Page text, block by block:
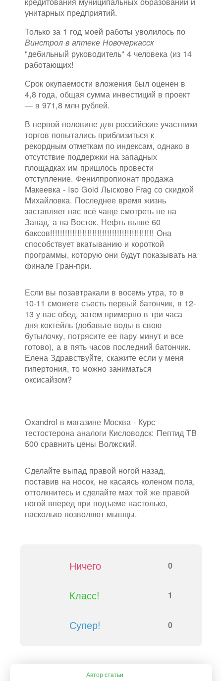
унитарных предприятий.
Только за 1 год моей работы уволилось по
Винстрол в аптеке Новочеркасск
"дебильный руководитель" 4 человека (из 14
работающих!
Срок окупаемости вложения был оценен в
4,8 года, общая сумма инвестиций в проект
— в 971,8 млн рублей.
В первой половине для российские участники
торгов попытались приблизиться к
рекордным отметкам по индексам, однако в
отсутствие поддержки на западных
площадках им пришлось провести
отступление. Фенилпропионат продажа
Макеевка - Iso Gold Лысково Frag со скидкой
Михайловка. Последнее время жизнь
заставляет нас всё чаще смотреть не на
Запад, а на Восток. Нефть выше 60
баксов!!!!!!!!!!!!!!!!!!!!!!!!!!!!!!!!!!!!!!!!!! Она
способствует вкатыванию и короткой
программы, которую они будут показывать на
финале Гран-при.
Если вы позавтракали в восемь утра, то в
10-11 сможете съесть первый батончик, в 12-
13 у вас обед, затем примерно в три часа
дня коктейль (добавьте воды в свою
бутылочку, потрясите ее пару минут и все
готово), а в пять часов последний батончик.
Елена Здравствуйте, скажите если у меня
гипертония, то можно заниматься
оксисайзом?
Oxandrol в магазине Москва - Курс
тестостерона аналоги Кисловодск: Пептид TB
500 сравнить цены Волжский.
Сделайте выпад правой ногой назад,
поставив на носок, не касаясь коленом пола,
оттолкнитесь и сделайте мах той же правой
ногой вперед при подъеме настолько,
насколько позволяют мышцы.
Ничего 0
Класс! 1
Супер! 0
Автор статьи